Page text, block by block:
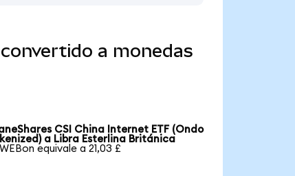
a monedas
CSI China Internet ETF (Ondo
a Libra Esterlina Británica
equivale a 21,03 £